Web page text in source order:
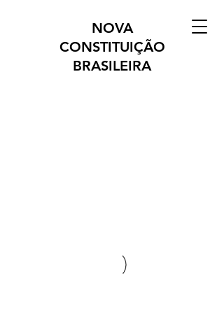
NOVA
CONSTITUIÇÃO
BRASILEIRA